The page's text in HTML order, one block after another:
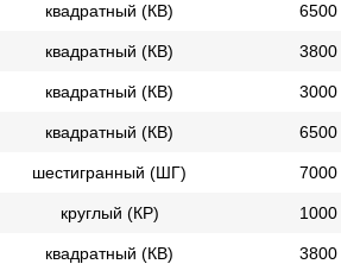
квадратный (КВ) 6500
квадратный (КВ) 3800
квадратный (КВ) 3000
квадратный (КВ) 6500
шестигранный (ШГ) 7000
круглый (КР) 1000
квадратный (КВ) 3800